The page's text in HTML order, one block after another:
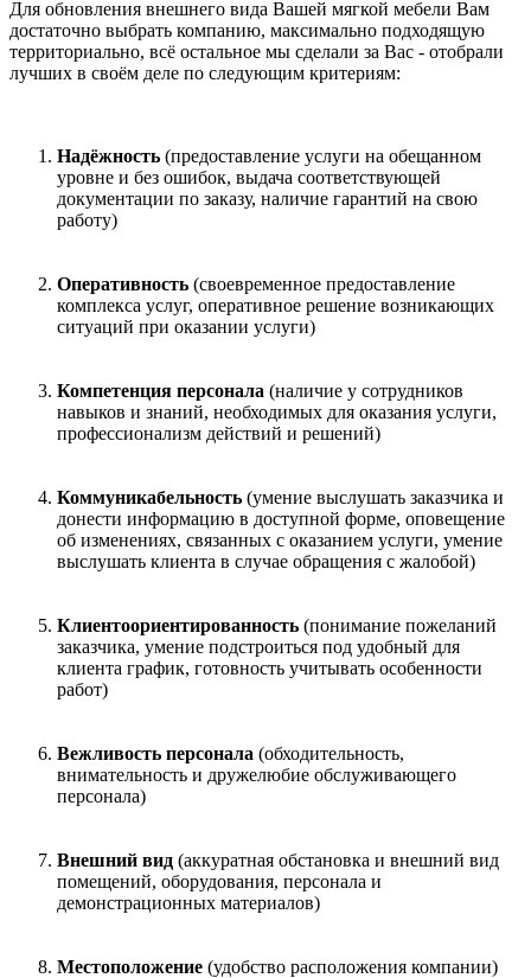
Для обновления внешнего вида Вашей мягкой мебели Вам
достаточно выбрать компанию, максимально подходящую
территориально, всё остальное мы сделали за Вас - отобрали
лучших в своём деле по следующим критериям:
Надёжность (предоставление услуги на обещанном
уровне и без ошибок, выдача соответствующей
документации по заказу, наличие гарантий на свою
работу)
Оперативность (своевременное предоставление
комплекса услуг, оперативное решение возникающих
ситуаций при оказании услуги)
Компетенция персонала (наличие у сотрудников
навыков и знаний, необходимых для оказания услуги,
профессионализм действий и решений)
Коммуникабельность (умение выслушать заказчика и
донести информацию в доступной форме, оповещение
об изменениях, связанных с оказанием услуги, умение
выслушать клиента в случае обращения с жалобой)
Клиентоориентированность (понимание пожеланий
заказчика, умение подстроиться под удобный для
клиента график, готовность учитывать особенности
работ)
Вежливость персонала (обходительность,
внимательность и дружелюбие обслуживающего
персонала)
Внешний вид (аккуратная обстановка и внешний вид
помещений, оборудования, персонала и
демонстрационных материалов)
Местоположение (удобство расположения компании)